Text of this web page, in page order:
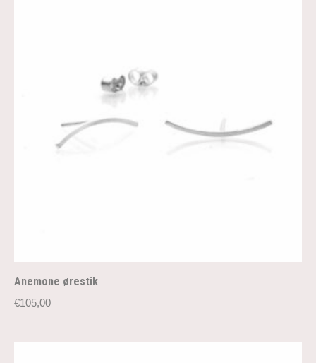
Anemone ørestik
€105,00